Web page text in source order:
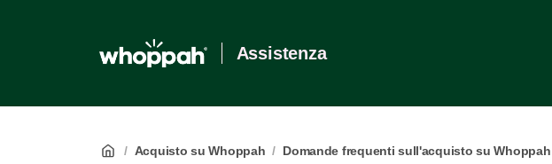
Assistenza
/ Acquisto su Whoppah / Domande frequenti sull'acquisto su Whoppah